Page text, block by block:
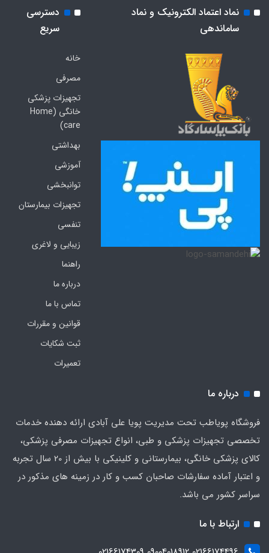
نماد اعتماد الکترونیک و نماد
ساماندهی
دسترسی
سریع
خانه
مصرفی
تجهیزات پزشکی
خانگی (Home
care)
بهداشتی
آموزشی
توانبخشی
تجهیزات بیمارستان
تنفسی
زیبایی و لاغری
راهنما
درباره ما
تماس با ما
قوانین و مقررات
ثبت شکایات
تعمیرات
درباره ما
فروشگاه پویاطب تحت مدیریت پویا علی آبادی ارائه دهنده خدمات
تخصصی تجهیزات پزشکی و طبی، انواع تجهیزات مصرفی پزشکی،
کالای پزشکی خانگی، بیمارستانی و کلینیکی با بیش از 20 سال تجربه
و اعتبار آماده سفارشات صاحبان کسب و کار در زمینه های مذکور در
سراسر کشور می باشد.
ارتباط با ما